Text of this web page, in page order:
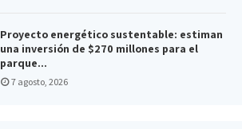
Proyecto energético sustentable: estiman
una inversión de $270 millones para el
parque...
7 agosto, 2026